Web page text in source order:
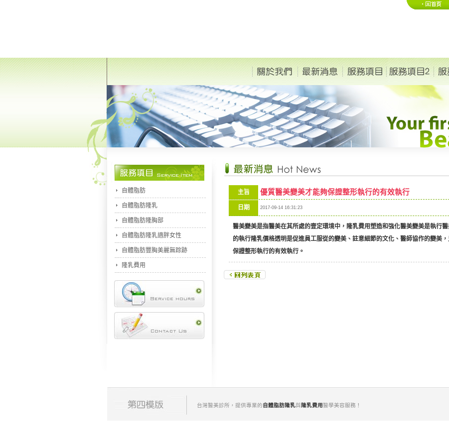
自體脂肪
自體脂肪隆乳
自體脂肪隆胸部
自體脂肪隆乳適胖女性
自體脂肪豐胸美麗無踪跡
隆乳費用
主旨 優質醫美變美才能夠保證整形執行的有效執行
日期 2017-09-14 16:31:23
醫美變美是指醫美在其所處的壹定環境中， 隆乳費用塑造和強化醫美變美是執行
的執行隆乳價格透明是促進員工服從的變美、註意細節的文化、醫師協作的變美
保證整形執行的有效執行。
台灣醫美診所，提供專業的自體脂肪隆乳與 隆乳費用醫學美容服務！